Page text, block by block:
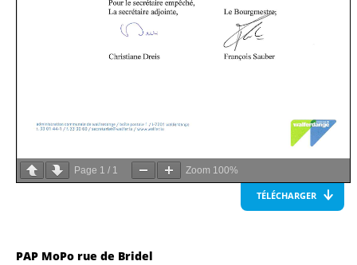
Page 1 / 1 Zoom 100%
TÉLÉCHARGER
PAP MoPo rue de Bridel